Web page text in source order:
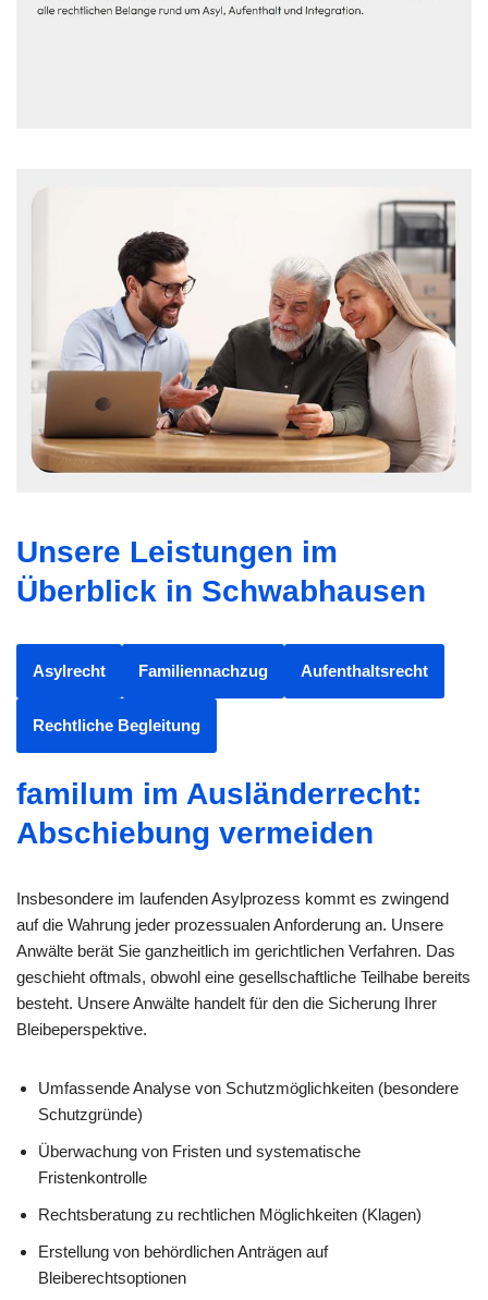
Unsere Leistungen im
Überblick in Schwabhausen
Asylrecht Familiennachzug Aufenthaltsrecht
Rechtliche Begleitung
familum im Ausländerrecht:
Abschiebung vermeiden
Insbesondere im laufenden Asylprozess kommt es zwingend
auf die Wahrung jeder prozessualen Anforderung an. Unsere
Anwälte berät Sie ganzheitlich im gerichtlichen Verfahren. Das
geschieht oftmals, obwohl eine gesellschaftliche Teilhabe bereits
besteht. Unsere Anwälte handelt für den die Sicherung Ihrer
Bleibeperspektive.
Umfassende Analyse von Schutzmöglichkeiten (besondere
Schutzgründe)
Überwachung von Fristen und systematische
Fristenkontrolle
Rechtsberatung zu rechtlichen Möglichkeiten (Klagen)
Erstellung von behördlichen Anträgen auf
Bleiberechtsoptionen